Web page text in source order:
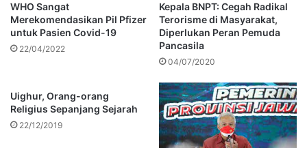
WHO Sangat
Merekomendasikan Pil Pfizer
untuk Pasien Covid-19
22/04/2022
Kepala BNPT: Cegah Radikal
Terorisme di Masyarakat,
Diperlukan Peran Pemuda
Pancasila
04/07/2020
Uighur, Orang-orang
Religius Sepanjang Sejarah
22/12/2019